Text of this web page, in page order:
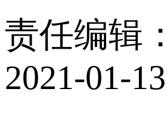
责任编辑
2021-01-13